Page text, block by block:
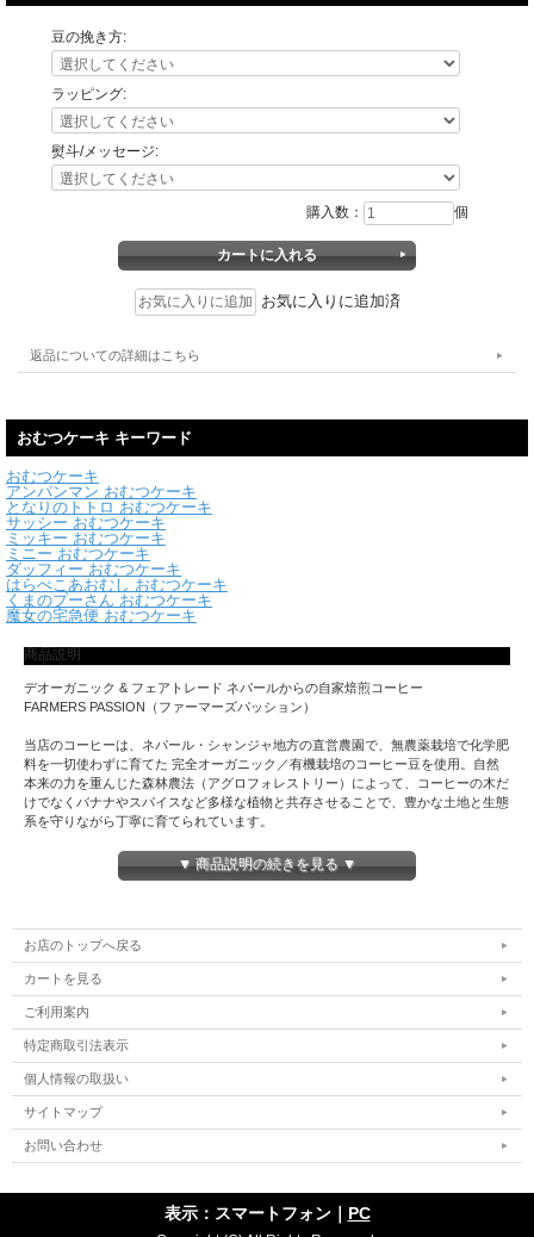
豆の挽き方:
ラッピング:
熨斗/メッセージ:
購入数： 個
お気に入りに追加済
返品についての詳細はこちら
おむつケーキ キーワード
おむつケーキ
アンパンマン おむつケーキ
となりのトトロ おむつケーキ
サッシー おむつケーキ
ミッキー おむつケーキ
ミニー おむつケーキ
ダッフィー おむつケーキ
はらぺこあおむし おむつケーキ
くまのプーさん おむつケーキ
魔女の宅急便 おむつケーキ
商品説明
デオーガニック & フェアトレード ネパールからの自家焙煎コーヒー
FARMERS PASSION（ファーマーズパッション）
当店のコーヒーは、ネパール・シャンジャ地方の直営農園で、無農薬栽培で化学肥
料を一切使わずに育てた 完全オーガニック／有機栽培のコーヒー豆を使用。自然
本来の力を重んじた森林農法（アグロフォレストリー）によって、コーヒーの木だ
けでなくバナナやスパイスなど多様な植物と共存させることで、豊かな土地と生態
系を守りながら丁寧に育てられています。
さらに、栽培から精製、焙煎、抽出に至るまで、すべてを自分たちの手で一貫管
理。これにより、豆本来の風味を最大限に引き出すことに成功しています。
●品名：レギュラーコーヒー
●原材料名：コーヒー豆（エイジング×ストロング）
●焙煎度合い：浅煎り ●コーヒーの挽き方：豆のまま、細挽き、 中挽き、粗挽き
●原産国：ネパール
●内容量：1kg
●賞味期限：焙煎日より6ヵ月
※焙煎日は、ペン書きで記載されています。
【用途】
●ご自分用
●誕生日プレゼント
▼ 商品説明の続きを見る ▼
お店のトップへ戻る
カートを見る
ご利用案内
特定商取引法表示
個人情報の取扱い
サイトマップ
お問い合わせ
表示：スマートフォン｜ PC